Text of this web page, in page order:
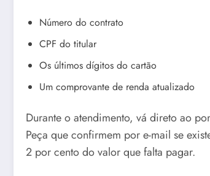
Número do contrato
CPF do titular
Os últimos dígitos do cartão
Um comprovante de renda atualizado
Durante o atendimento, vá direto ao
Peça que confirmem por e-mail se
2 por cento do valor que falta pagar.